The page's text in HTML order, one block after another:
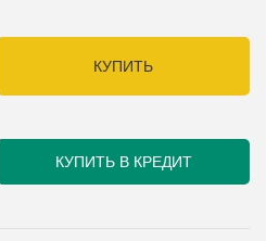
КУПИТЬ
КУПИТЬ В КРЕДИТ